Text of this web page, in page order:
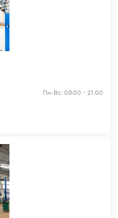
Пн-Вс: 09:00 - 21:00